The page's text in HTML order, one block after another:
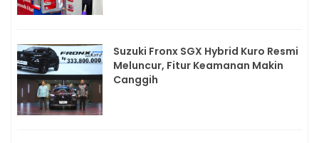
Suzuki Fronx SGX Hybrid Kuro Resmi
Meluncur, Fitur Keamanan Makin
Canggih